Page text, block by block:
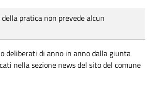
pratica non prevede alcun
deliberati di anno in anno dalla giunta
nella sezione news del sito del comune